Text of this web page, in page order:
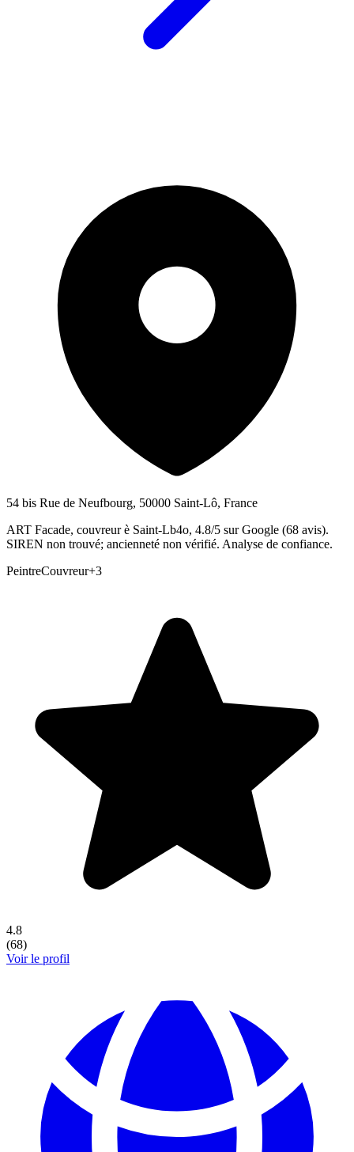
54 bis Rue de Neufbourg, 50000 Saint-Lô, France
ART Facade, couvreur è Saint-Lb4o, 4.8/5 sur Google (68 avis).
SIREN non trouvé; ancienneté non vérifié. Analyse de confiance.
PeintreCouvreur+3
4.8
(68)
Voir le profil